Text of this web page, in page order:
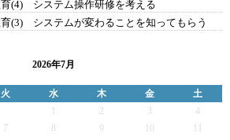
(4) システム操作研修を考える
(3) システムが変わることを知ってもらう
2026年7月
火 水 木 金
土
2 3
4
7 9